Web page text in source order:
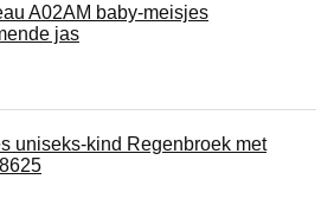
A02AM baby-meisjes
jas
uniseks-kind Regenbroek met